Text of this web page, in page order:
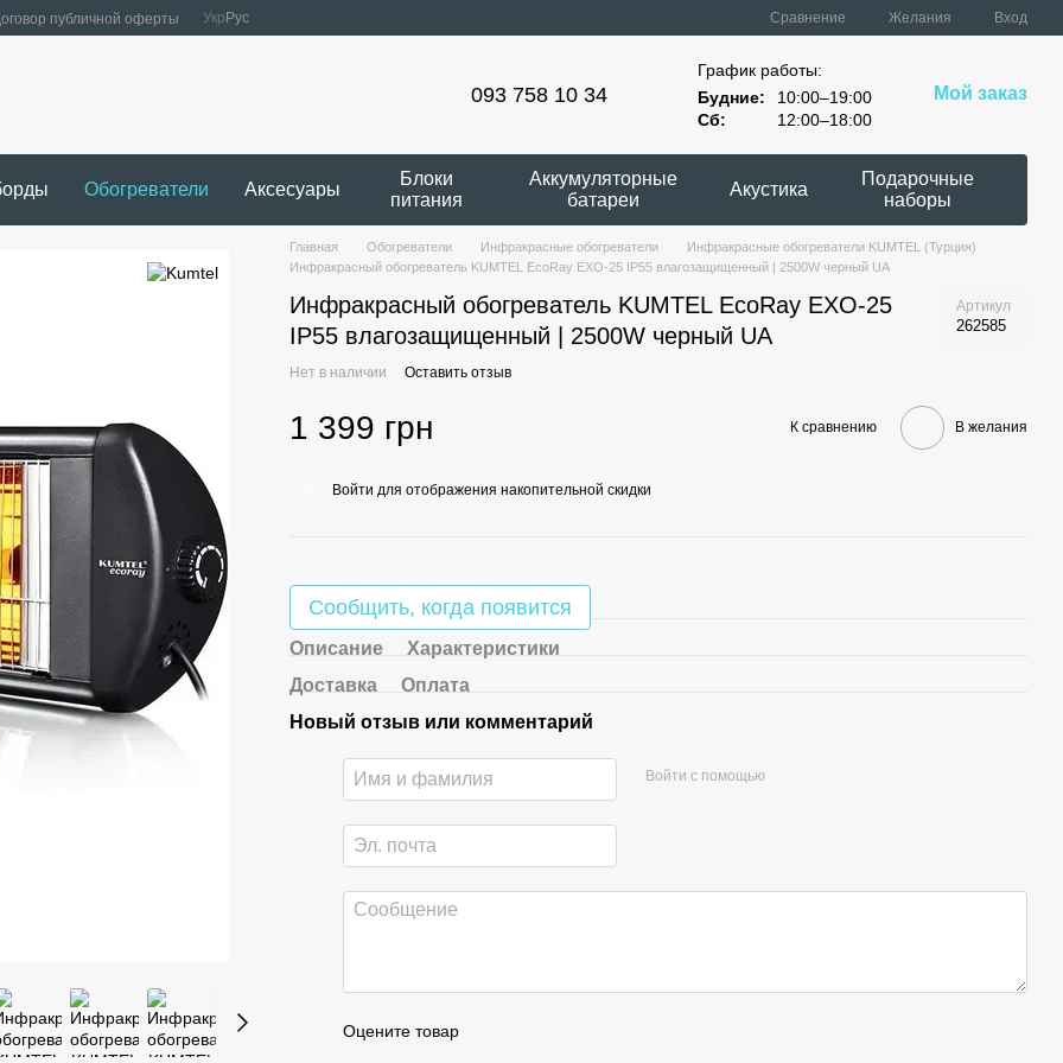
публичной оферты Укр Рус Сравнение Желания Вход
093 758 10 34
График работы:
Будние:
10:00–19:00
Сб:
12:00–18:00
Мой заказ
Обогреватели Аксесуары
Блоки
питания
Аккумуляторные
батареи
Акустика
Подарочные
наборы
Главная Обогреватели Инфракрасные обогреватели
Инфракрасные обогреватели KUMTEL (Турция)
Инфракрасный обогреватель KUMTEL EcoRay EXО-25 IP55 влагозащищенный | 2500W черный UA
Инфракрасный обогреватель KUMTEL EcoRay EXО-25
IP55 влагозащищенный | 2500W черный UA
Артикул
262585
Нет в наличии Оставить отзыв
1 399 грн К сравнению В желания
Войти для отображения накопительной скидки
Сообщить, когда появится
Описание
Характеристики
Доставка
Оплата
Новый отзыв или комментарий
Войти с помощью
Оцените товар